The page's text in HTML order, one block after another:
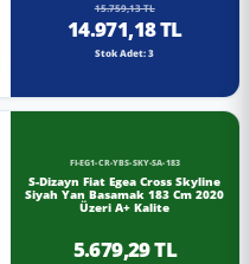
15.759,13 TL
14.971,18 TL
Stok Adet: 3
FI-EG1-CR-YBS-SKY-SA-183
S-Dizayn Fiat Egea Cross Skyline
Siyah Yan Basamak 183 Cm 2020
Üzeri A+ Kalite
5.679,29 TL